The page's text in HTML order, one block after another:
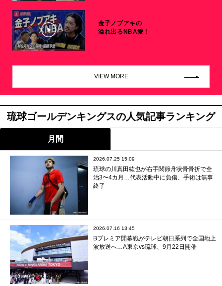
金子ノブアキの
溢れ出るNBA愛！
VIEW MORE
琉球ゴールデンキングスの人気記事ランキング
月間
2026.07.25 15:09
琉球の川真田紘也が右手関節舟状骨骨折で全
治3〜4カ月…代表活動中に負傷、手術は無事
終了
2026.07.16 13:45
Bプレミア開幕戦がテレビ朝日系列で全国地上
波放送へ…A東京vs琉球、9月22日開催